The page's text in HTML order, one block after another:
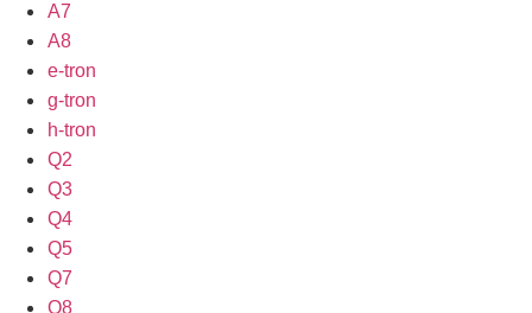
A7
A8
e-tron
g-tron
h-tron
Q2
Q3
Q4
Q5
Q7
Q8